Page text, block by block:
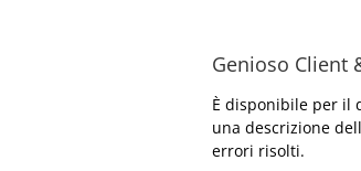
Genioso Client
È disponibile per il
una descrizione
errori risolti.